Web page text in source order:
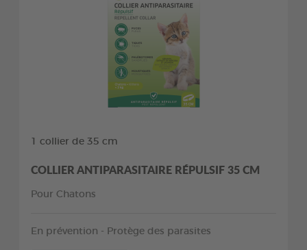
1 collier de 35 cm
COLLIER ANTIPARASITAIRE RÉPULSIF 35 CM
Pour Chatons
En prévention - Protège des parasites